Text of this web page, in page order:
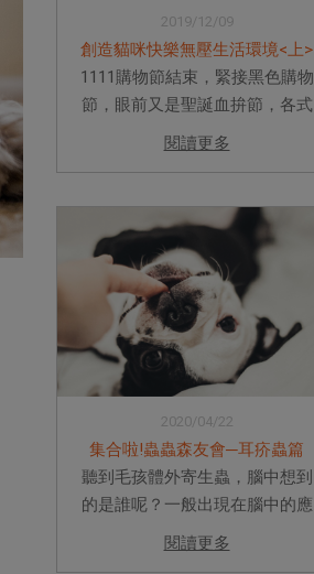
2019/12/09
創造貓咪快樂無壓生活環境<上>
1111購物節結束，緊接黑色購物
節，眼前又是聖誕血拚節，各式
各樣的社群網站及手機廣告不斷
水碗、萌萌噠貓床、外觀美麗大
方放在客廳都漂亮的貓砂盆。許
多貓...
閱讀更多
2020/04/22
集合啦!蟲蟲森友會─耳疥蟲篇
聽到毛孩體外寄生蟲，腦中想到
的是誰呢？一般出現在腦中的應
該就是跳蚤跟壁蝨吧。如果你只
閱讀更多